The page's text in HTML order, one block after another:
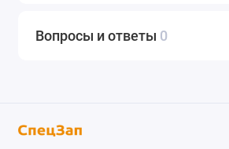
Вопросы и ответы 0